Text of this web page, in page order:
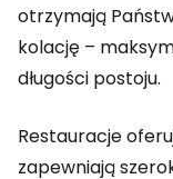
otrzymają
kolację –
długości postoju.
Restauracje
zapewniają